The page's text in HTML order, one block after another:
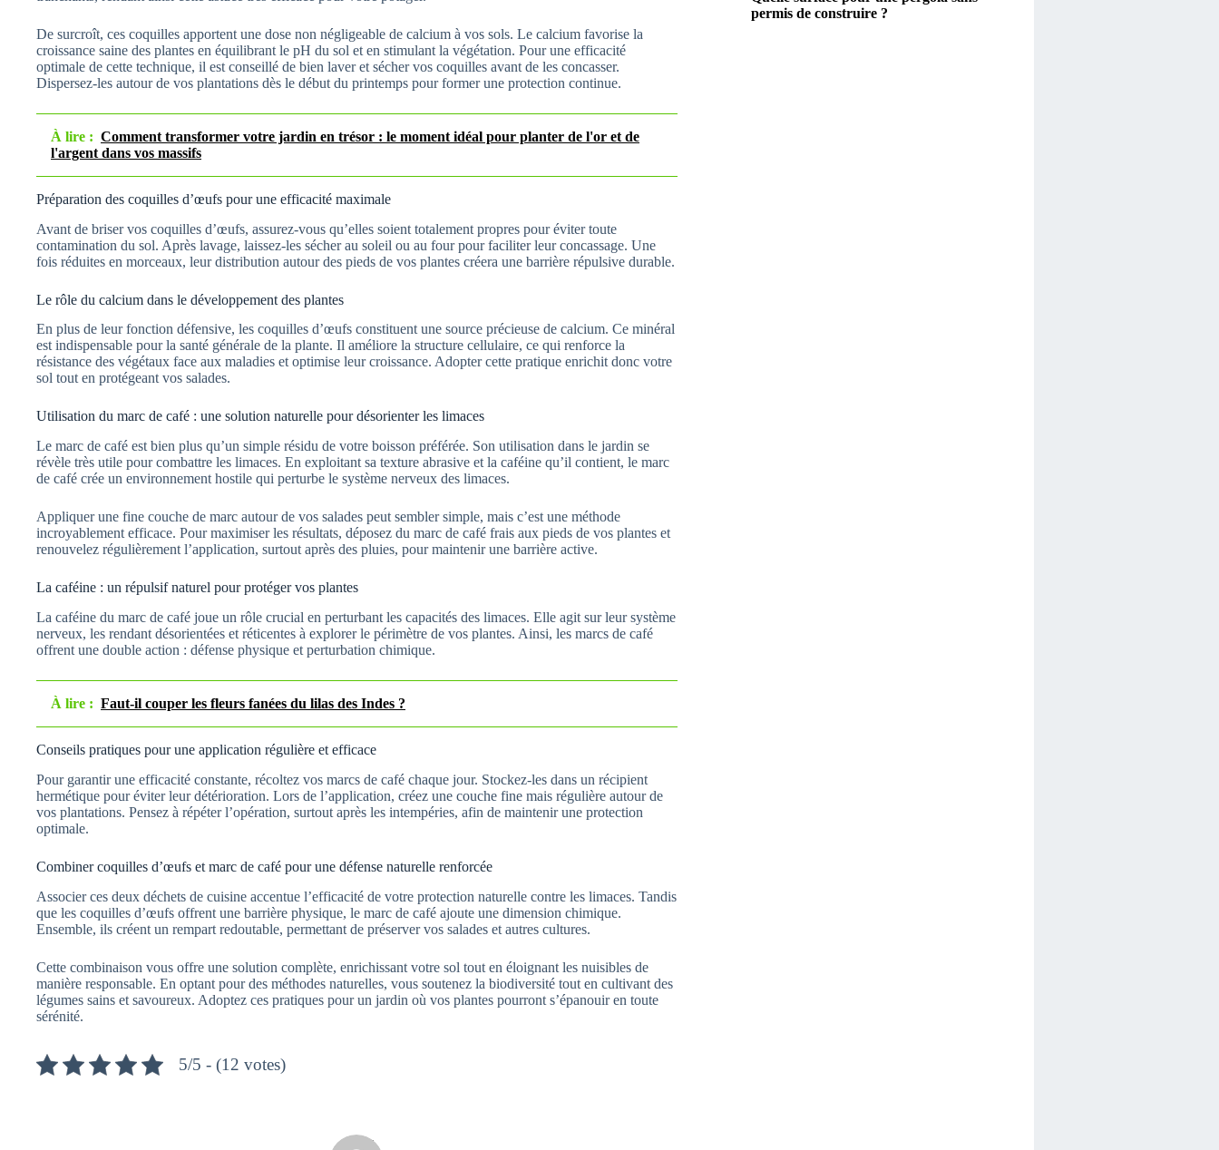
De surcroît, ces coquilles apportent une dose non négligeable de calcium à vos sols. Le calcium favorise la
croissance saine des plantes en équilibrant le pH du sol et en stimulant la végétation. Pour une efficacité
optimale de cette technique, il est conseillé de bien laver et sécher vos coquilles avant de les concasser.
Dispersez-les autour de vos plantations dès le début du printemps pour former une protection continue.
À lire : Comment transformer votre jardin en trésor : le moment idéal pour planter de l'or et de
l'argent dans vos massifs
Préparation des coquilles d’œufs pour une efficacité maximale
Avant de briser vos coquilles d’œufs, assurez-vous qu’elles soient totalement propres pour éviter toute
contamination du sol. Après lavage, laissez-les sécher au soleil ou au four pour faciliter leur concassage. Une
fois réduites en morceaux, leur distribution autour des pieds de vos plantes créera une barrière répulsive durable.
Le rôle du calcium dans le développement des plantes
En plus de leur fonction défensive, les coquilles d’œufs constituent une source précieuse de calcium. Ce minéral
est indispensable pour la santé générale de la plante. Il améliore la structure cellulaire, ce qui renforce la
résistance des végétaux face aux maladies et optimise leur croissance. Adopter cette pratique enrichit donc votre
sol tout en protégeant vos salades.
Utilisation du marc de café : une solution naturelle pour désorienter les limaces
Le marc de café est bien plus qu’un simple résidu de votre boisson préférée. Son utilisation dans le jardin se
révèle très utile pour combattre les limaces. En exploitant sa texture abrasive et la caféine qu’il contient, le marc
de café crée un environnement hostile qui perturbe le système nerveux des limaces.
Appliquer une fine couche de marc autour de vos salades peut sembler simple, mais c’est une méthode
incroyablement efficace. Pour maximiser les résultats, déposez du marc de café frais aux pieds de vos plantes et
renouvelez régulièrement l’application, surtout après des pluies, pour maintenir une barrière active.
La caféine : un répulsif naturel pour protéger vos plantes
La caféine du marc de café joue un rôle crucial en perturbant les capacités des limaces. Elle agit sur leur système
nerveux, les rendant désorientées et réticentes à explorer le périmètre de vos plantes. Ainsi, les marcs de café
offrent une double action : défense physique et perturbation chimique.
À lire : Faut-il couper les fleurs fanées du lilas des Indes ?
Conseils pratiques pour une application régulière et efficace
Pour garantir une efficacité constante, récoltez vos marcs de café chaque jour. Stockez-les dans un récipient
hermétique pour éviter leur détérioration. Lors de l’application, créez une couche fine mais régulière autour de
vos plantations. Pensez à répéter l’opération, surtout après les intempéries, afin de maintenir une protection
optimale.
Combiner coquilles d’œufs et marc de café pour une défense naturelle renforcée
Associer ces deux déchets de cuisine accentue l’efficacité de votre protection naturelle contre les limaces. Tandis
que les coquilles d’œufs offrent une barrière physique, le marc de café ajoute une dimension chimique.
Ensemble, ils créent un rempart redoutable, permettant de préserver vos salades et autres cultures.
Cette combinaison vous offre une solution complète, enrichissant votre sol tout en éloignant les nuisibles de
manière responsable. En optant pour des méthodes naturelles, vous soutenez la biodiversité tout en cultivant des
légumes sains et savoureux. Adoptez ces pratiques pour un jardin où vos plantes pourront s’épanouir en toute
sérénité.
5/5 - (12 votes)
permis de construire ?